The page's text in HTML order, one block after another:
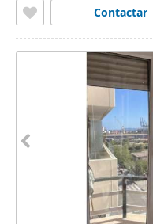
Contactar